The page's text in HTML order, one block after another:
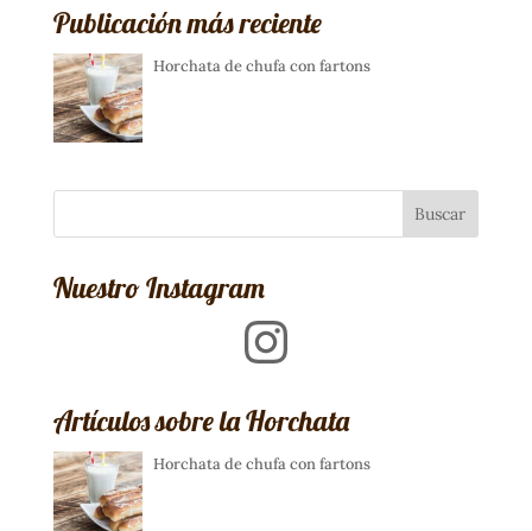
Publicación más reciente
Horchata de chufa con fartons
Nuestro Instagram
Instagram
Artículos sobre la Horchata
Horchata de chufa con fartons